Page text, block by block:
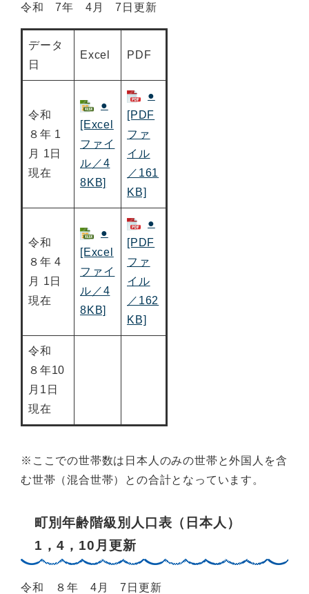
令和 7年 4月 7日更新
データ
日
Excel PDF
令和
８年 1
月 1日
現在
●
[Excel
ファイ
ル／4
8KB]
●
[PDF
ファ
イル
／161
KB]
令和
８年 4
月 1日
現在
●
[Excel
ファイ
ル／4
8KB]
●
[PDF
ファ
イル
／162
KB]
令和
８年10
月1日
現在
※ここでの世帯数は日本人のみの世帯と外国人を含
む世帯（混合世帯）との合計となっています。
町別年齢階級別人口表（日本人）
1，4，10月更新
令和 ８年 4月 7日更新